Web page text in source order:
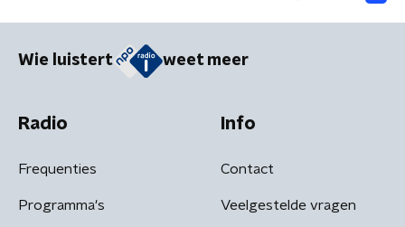
Wie luistert weet meer
Radio
Frequenties
Programma's
Info
Contact
Veelgestelde vragen